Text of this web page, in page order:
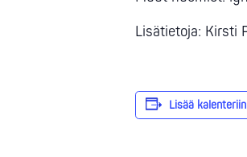
Lisätietoja: Kirsti
Lisää kalenteriin